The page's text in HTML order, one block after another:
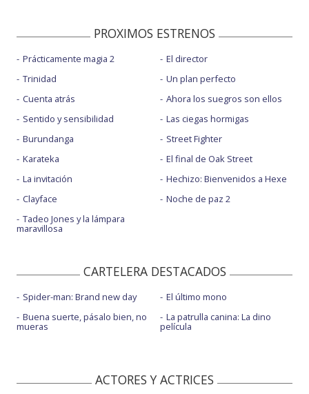
PROXIMOS ESTRENOS
Prácticamente magia 2
Trinidad
Cuenta atrás
Sentido y sensibilidad
Burundanga
Karateka
La invitación
Clayface
Tadeo Jones y la lámpara
maravillosa
El director
Un plan perfecto
Ahora los suegros son ellos
Las ciegas hormigas
Street Fighter
El final de Oak Street
Hechizo: Bienvenidos a Hexe
Noche de paz 2
CARTELERA DESTACADOS
Spider-man: Brand new day
Buena suerte, pásalo bien, no
mueras
El último mono
La patrulla canina: La dino
película
ACTORES Y ACTRICES